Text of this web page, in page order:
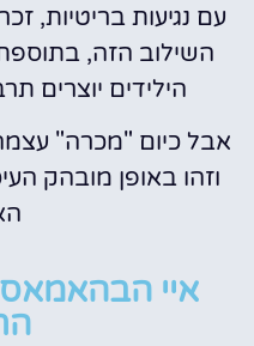
עם נגיעות בריטיות,
השילוב הזה,
הילידים יוצרים
אבל כיום "מכרה"
וזהו באופן מובהק
איי